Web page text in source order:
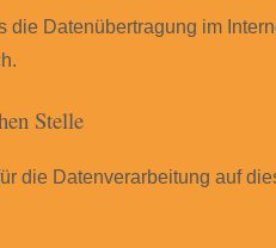
die Datenübertragung im
Stelle
die Datenverarbeitung auf